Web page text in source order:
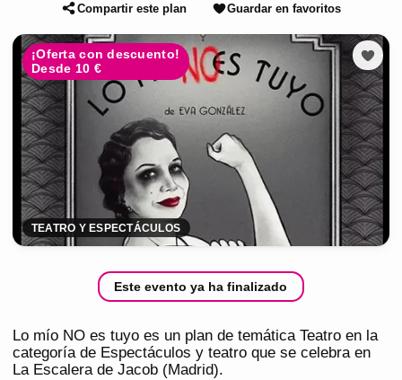
Compartir este plan Guardar en favoritos
¡Oferta con descuento!
Desde 10 €
TEATRO Y ESPECTÁCULOS
Este evento ya ha finalizado
Lo mío NO es tuyo es un plan de temática Teatro en la
categoría de Espectáculos y teatro que se celebra en
La Escalera de Jacob (Madrid).